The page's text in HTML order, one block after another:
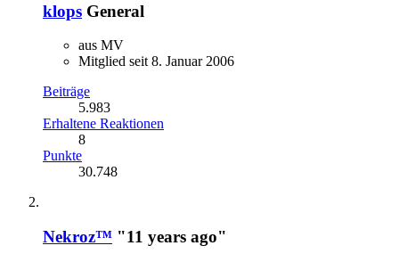
klops General
aus MV
Mitglied seit 8. Januar 2006
Beiträge
5.983
Erhaltene Reaktionen
8
Punkte
30.748
Nekroz™ "11 years ago"